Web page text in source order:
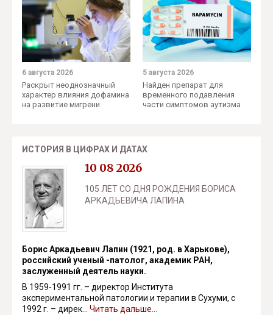
6 августа 2026
Раскрыт неоднозначный
характер влияния дофамина
на развитие мигрени
5 августа 2026
Найден препарат для
временного подавления
части симптомов аутизма
ИСТОРИЯ В ЦИФРАХ И ДАТАХ
10 08 2026
105 ЛЕТ СО ДНЯ РОЖДЕНИЯ БОРИСА
АРКАДЬЕВИЧА ЛАПИНА
Борис Аркадьевич Лапин (1921, род. в Харькове),
российский ученый -патолог, академик РАН,
заслуженный деятель науки.
В 1959-1991 гг. – директор Института
экспериментальной патологии и терапии в Сухуми, с
1992 г. – дирек... Читать дальше...